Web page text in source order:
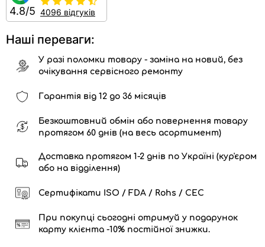
4.8/5 4096 відгуків
Наші переваги:
У разі поломки товару - заміна на новий, без
очікування сервісного ремонту
Гарантія від 12 до 36 місяців
Безкоштовний обмін або повернення товару
протягом 60 днів (на весь асортимент)
Доставка протягом 1-2 днів по Україні (кур'єром
або на відділення)
Сертифікати ISO / FDA / Rohs / CEC
При покупці сьогодні отримуй у подарунок
карту клієнта -10% постійної знижки.